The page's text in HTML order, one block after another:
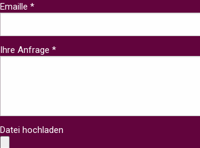
Emaille *
Ihre Anfrage *
Datei hochladen